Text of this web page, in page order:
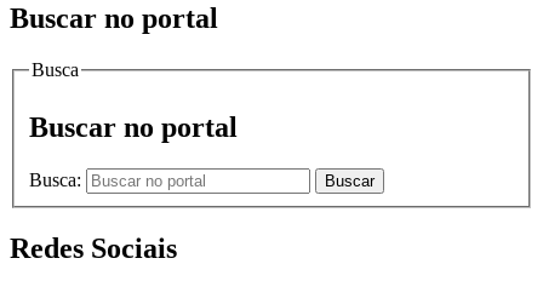
Buscar no portal
Busca
Buscar no portal
Busca: Buscar
Redes Sociais